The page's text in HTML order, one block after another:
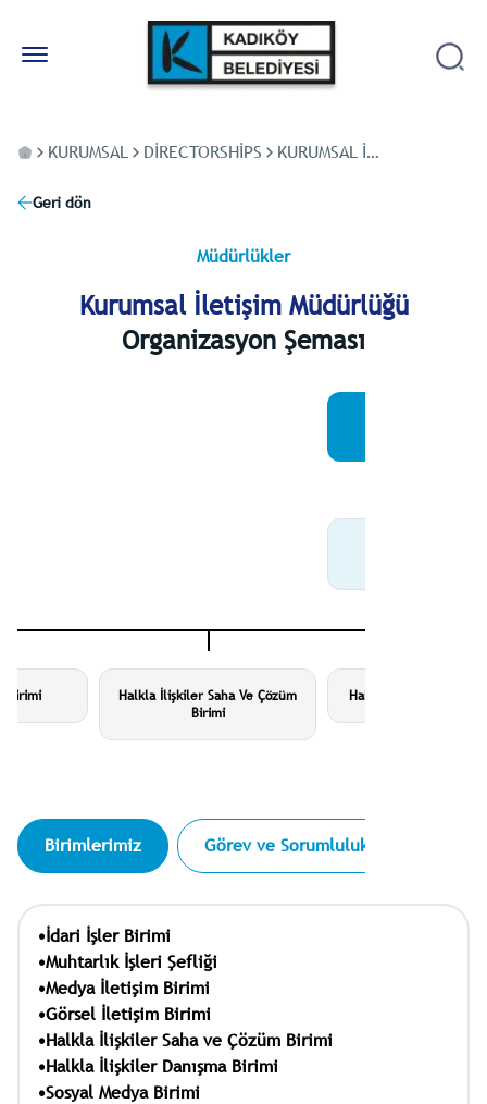
KURUMSAL DIRECTORSHIPS KURUMSAL İLETIŞIM MÜDÜRLÜĞÜ
Geri dön
Müdürlükler
Kurumsal İletişim Müdürlüğü
Organizasyon Şeması
Birimi
Halkla İlişkiler Saha Ve Çözüm
Birimi
Halkla İlişkiler
Birimlerimiz Görev ve Sorumluluklar
•İdari İşler Birimi
•Muhtarlık İşleri Şefliği
•Medya İletişim Birimi
•Görsel İletişim Birimi
•Halkla İlişkiler Saha ve Çözüm Birimi
•Halkla İlişkiler Danışma Birimi
•Sosyal Medya Birimi